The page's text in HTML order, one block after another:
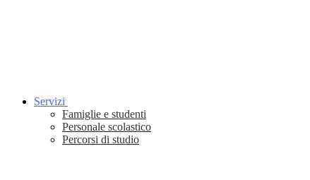
Servizi
Famiglie e studenti
Personale scolastico
Percorsi di studio